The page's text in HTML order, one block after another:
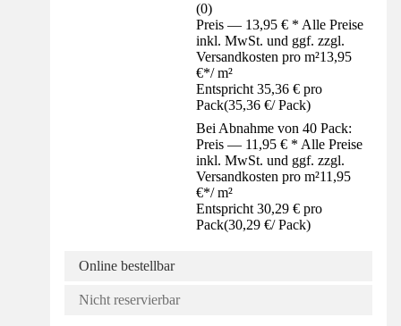
(0)
Preis — 13,95 € * Alle Preise
inkl. MwSt. und ggf. zzgl.
Versandkosten pro m²13,95
€*/ m²
Entspricht 35,36 € pro
Pack(35,36 €/ Pack)
Bei Abnahme von 40 Pack:
Preis — 11,95 € * Alle Preise
inkl. MwSt. und ggf. zzgl.
Versandkosten pro m²11,95
€*/ m²
Entspricht 30,29 € pro
Pack(30,29 €/ Pack)
Online bestellbar
Nicht reservierbar